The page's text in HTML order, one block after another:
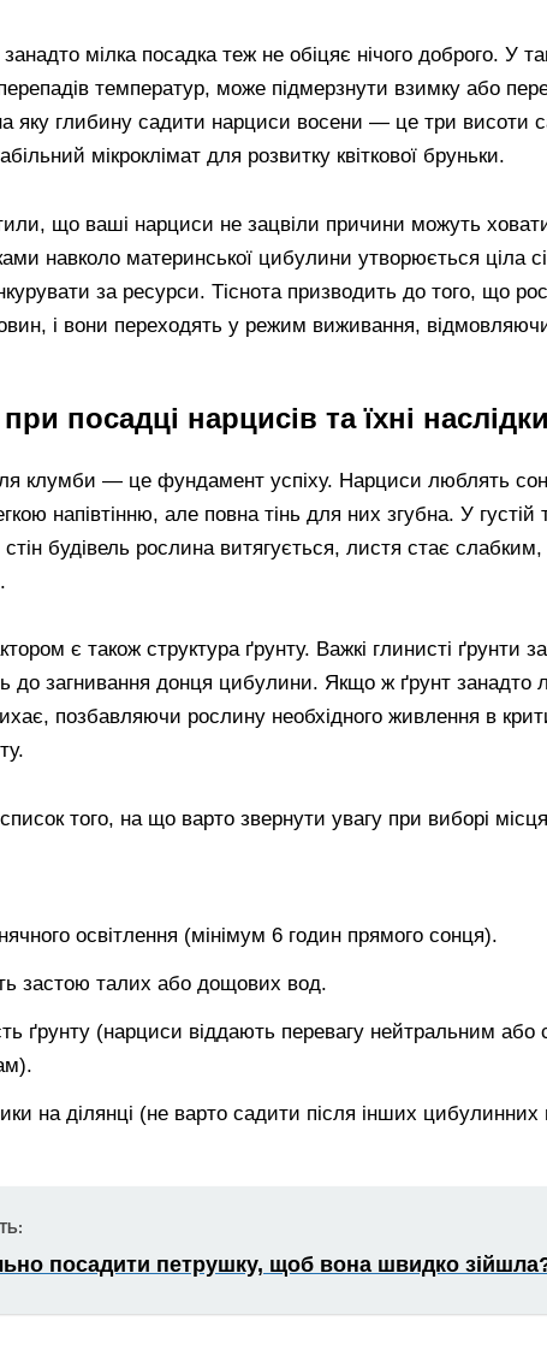
мілка посадка теж не обіцяє нічого доброго. У
температур, може підмерзнути взимку або
яку глибину садити нарциси восени — це три висоти
мікроклімат для розвитку квіткової бруньки.
що ваші нарциси не зацвіли причини можуть
навколо материнської цибулини утворюється ціла
за ресурси. Тіснота призводить до того, що
і вони переходять у режим виживання,
посадці нарцисів та їхні наслідки
клумби — це фундамент успіху. Нарциси люблять
напівтінню, але повна тінь для них згубна. У густій
стін будівель рослина витягується, листя стає
є також структура ґрунту. Важкі глинисті ґрунти
до загнивання донця цибулини. Якщо ж ґрунт занадто
позбавляючи рослину необхідного живлення в
того, на що варто звернути увагу при виборі місця
освітлення (мінімум 6 годин прямого сонця).
застою талих або дощових вод.
ґрунту (нарциси віддають перевагу нейтральним або
на ділянці (не варто садити після інших цибулинних
посадити петрушку, щоб вона швидко